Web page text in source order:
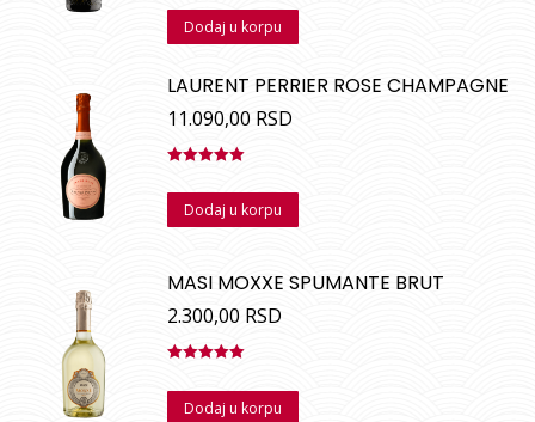
sa5.00od
Dodaj u korpu
LAURENT PERRIER ROSE CHAMPAGNE
11.090,00 RSD
sa5.00od
Dodaj u korpu
MASI MOXXE SPUMANTE BRUT
2.300,00 RSD
sa5.00od
Dodaj u korpu